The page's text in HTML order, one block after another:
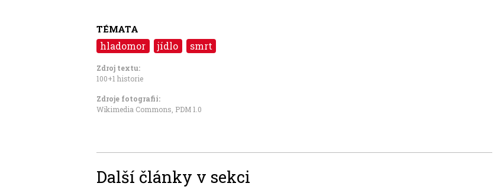
TÉMATA
hladomor jídlo smrt
Zdroj textu:
100+1 historie
Zdroje fotografii:
Wikimedia Commons PDM 1.0
Další články v sekci